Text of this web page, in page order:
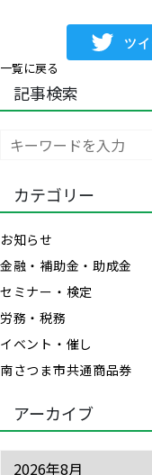
一覧に戻る
記事検索
カテゴリー
お知らせ
金融・補助金・助成金
セミナー・検定
労務・税務
イベント・催し
南さつま市共通商品券
アーカイブ